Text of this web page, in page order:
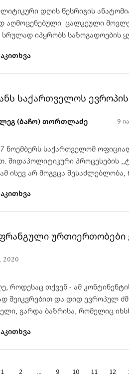
დღის წესრიგის
აღმოცენებული ცალკეული
სრულად იპყრობს საზოგადოების
საქართველოს
(ბაჩო) თორთლაძე 9
ნოემბერს საქართველომ
შიდაპოლიტიკური პროცესების
ისევ არ მოგვცა შესაძლებლობა,
ურთიერთობები
2020
როდესაც თქვენ - ამ
შეიკვრებით და დიდ ევროპულ
გარდა ბაზრისა, რომელიც
1 2 ... 9 10 11 12